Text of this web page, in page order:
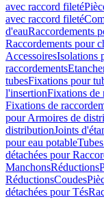
avec raccord fileté
avec raccord fileté
d'eauRaccordements
Raccordements pour
AccessoiresIsolations
raccordements
tubesFixations pour
l'insertionFixations de
Fixations de
pour Armoires de
distributionJoints
pour eau potable
détachées pour
ManchonsRéductions
RéductionsCoudes
détachées pour Tés